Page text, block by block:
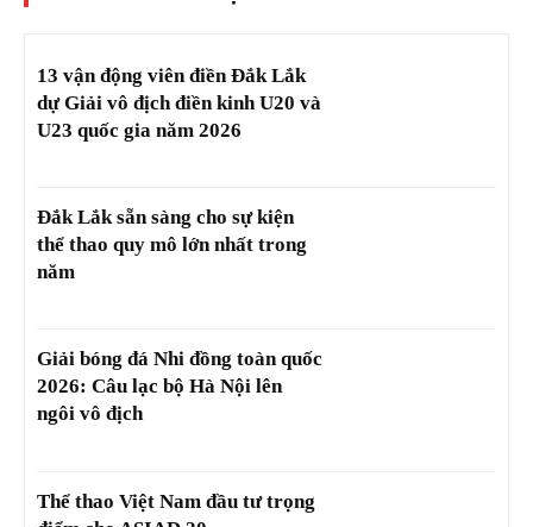
13 vận động viên điền Đắk Lắk
dự Giải vô địch điền kinh U20 và
U23 quốc gia năm 2026
Đắk Lắk sẵn sàng cho sự kiện
thể thao quy mô lớn nhất trong
năm
Giải bóng đá Nhi đồng toàn quốc
2026: Câu lạc bộ Hà Nội lên
ngôi vô địch
Thể thao Việt Nam đầu tư trọng